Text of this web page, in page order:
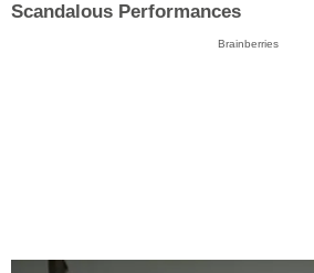
Scandalous Performances
Brainberries